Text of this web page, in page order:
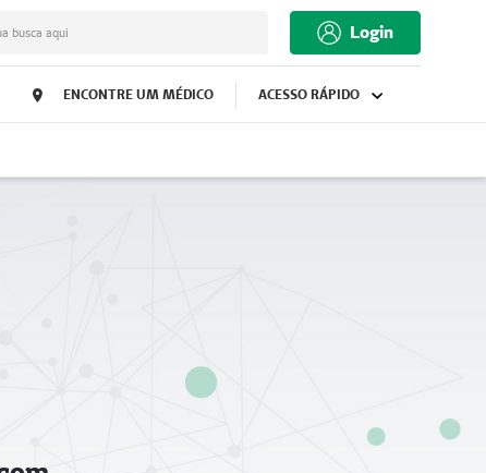
busca aqui Login
ENCONTRE UM MÉDICO ACESSO RÁPIDO